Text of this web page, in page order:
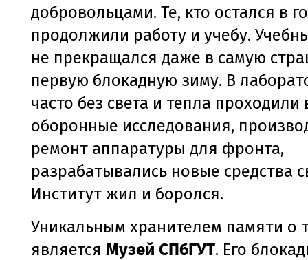
добровольцами. Те, кто остался в
продолжили работу и учебу.
не прекращался даже в самую
первую блокадную зиму. В
часто без света и тепла
оборонные исследования,
ремонт аппаратуры для фронта,
разрабатывались новые средства
Институт жил и боролся.
Уникальным хранителем памяти о
является Музей СПбГУТ. Его